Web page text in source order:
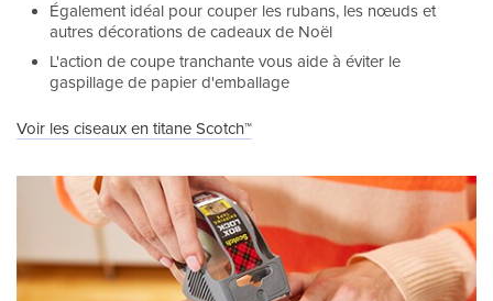
Également idéal pour couper les rubans, les nœuds et
autres décorations de cadeaux de Noël
L'action de coupe tranchante vous aide à éviter le
gaspillage de papier d'emballage
Voir les ciseaux en titane Scotch™